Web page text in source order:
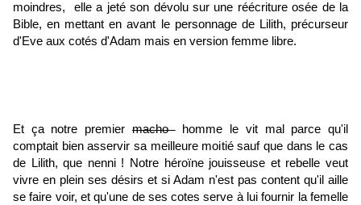
moindres, elle a jeté son dévolu sur une réécriture osée de la
Bible, en mettant en avant le personnage de Lilith, précurseur
d'Eve aux cotés d'Adam mais en version femme libre.
Et ça notre premier machohomme le vit mal parce qu'il
comptait bien asservir sa meilleure moitié sauf que dans le cas
de Lilith, que nenni ! Notre héroïne jouisseuse et rebelle veut
vivre en plein ses désirs et si Adam n'est pas content qu'il aille
se faire voir, et qu'une de ses cotes serve à lui fournir la femelle